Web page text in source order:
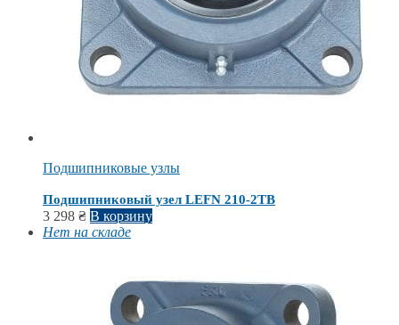
Подшипниковые узлы
Подшипниковый узел LEFN 210-2TB
3 298 ₴ В корзину
Нет на складе